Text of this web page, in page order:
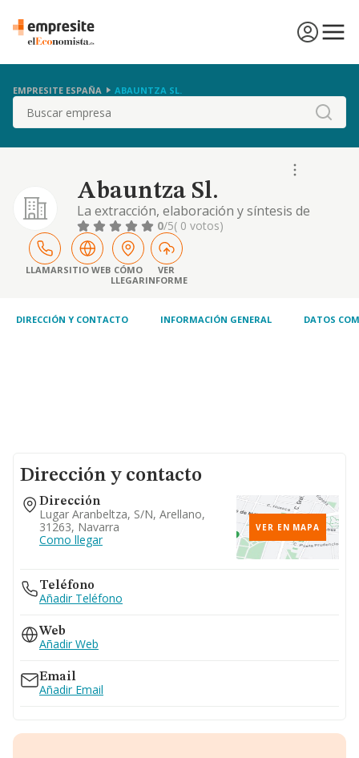
EMPRESITE ESPAÑA ABAUNTZA SL.
Buscar
Abauntza Sl.
La extracción, elaboración y síntesis de
principios activos derivados de las especies
vegetales para su utilización fitoterapeútica,
cosmética, farmacológica, y medicinal. la
elaboración de productos cosméticos,
farmacéuticos, medicinales, fitoterapeúticos
0/5( 0 votos)
LLAMARSITIO WEB CÓMO
LLEGAR
VER
INFORME
DIRECCIÓN Y CONTACTO INFORMACIÓN GENERAL DATOS
Dirección y contacto
Dirección
Lugar Aranbeltza, S/n, Arellano,
31263, Navarra
Como llegar
VER EN MAPA
Teléfono
Añadir Teléfono
Web
Añadir Web
Email
Añadir Email